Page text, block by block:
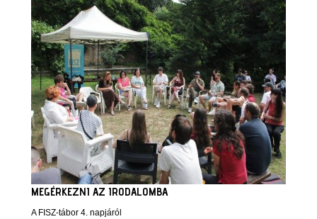
MEGÉRKEZNI AZ IRODALOMBA
A FISZ-tábor 4. napjáról